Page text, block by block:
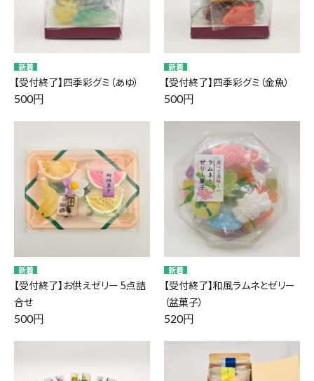
【受付終了】四季彩グミ（あゆ）
500円
【受付終了】四季彩グミ（金魚）
500円
【受付終了】お供えゼリー 5点詰
合せ
500円
【受付終了】和風ラムネとゼリー
（盆菓子）
520円